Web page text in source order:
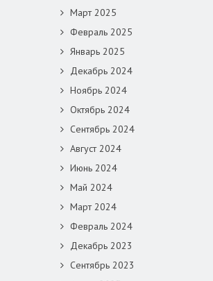
Март 2025
Февраль 2025
Январь 2025
Декабрь 2024
Ноябрь 2024
Октябрь 2024
Сентябрь 2024
Август 2024
Июнь 2024
Май 2024
Март 2024
Февраль 2024
Декабрь 2023
Сентябрь 2023